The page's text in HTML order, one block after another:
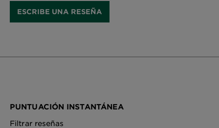
ESCRIBE UNA RESEÑA
PUNTUACIÓN INSTANTÁNEA
Filtrar reseñas